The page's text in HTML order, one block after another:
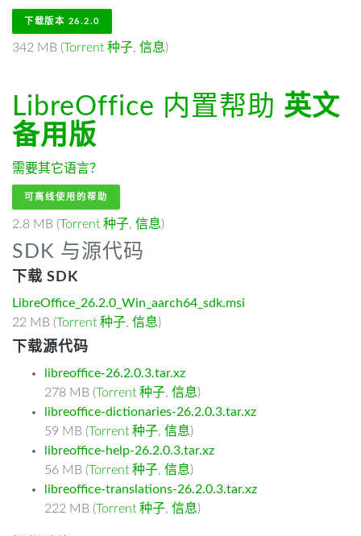
下载版本 26.2.0
342 MB (Torrent 种子, 信息)
LibreOffice 内置帮助 英文
备用版
需要其它语言？
可离线使用的帮助
2.8 MB (Torrent 种子, 信息)
SDK 与源代码
下载 SDK
LibreOffice_26.2.0_Win_aarch64_sdk.msi
22 MB (Torrent 种子, 信息)
下载源代码
libreoffice-26.2.0.3.tar.xz
278 MB (Torrent 种子, 信息)
libreoffice-dictionaries-26.2.0.3.tar.xz
59 MB (Torrent 种子, 信息)
libreoffice-help-26.2.0.3.tar.xz
56 MB (Torrent 种子, 信息)
libreoffice-translations-26.2.0.3.tar.xz
222 MB (Torrent 种子, 信息)